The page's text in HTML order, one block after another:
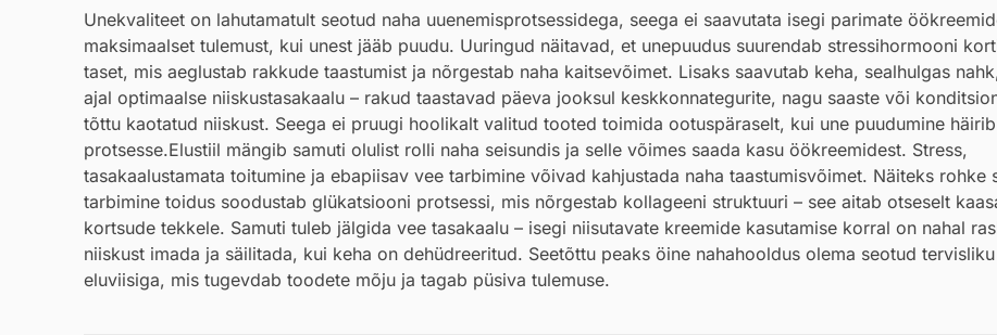
Unekvaliteet on lahutamatult seotud naha uuenemisprotsessidega, seega ei saavutata isegi parimate
maksimaalset tulemust, kui unest jääb puudu. Uuringud näitavad, et unepuudus suurendab stressihormooni
taset, mis aeglustab rakkude taastumist ja nõrgestab naha kaitsevõimet. Lisaks saavutab keha, sealhulgas
ajal optimaalse niiskustasakaalu – rakud taastavad päeva jooksul keskkonnategurite, nagu saaste või
tõttu kaotatud niiskust. Seega ei pruugi hoolikalt valitud tooted toimida ootuspäraselt, kui une puudumine
protsesse.Elustiil mängib samuti olulist rolli naha seisundis ja selle võimes saada kasu öökreemidest. Stress,
tasakaalustamata toitumine ja ebapiisav vee tarbimine võivad kahjustada naha taastumisvõimet. Näiteks rohke
tarbimine toidus soodustab glükatsiooni protsessi, mis nõrgestab kollageeni struktuuri – see aitab otseselt
kortsude tekkele. Samuti tuleb jälgida vee tasakaalu – isegi niisutavate kreemide kasutamise korral on nahal
niiskust imada ja säilitada, kui keha on dehüdreeritud. Seetõttu peaks öine nahahooldus olema seotud tervisliku
eluviisiga, mis tugevdab toodete mõju ja tagab püsiva tulemuse.